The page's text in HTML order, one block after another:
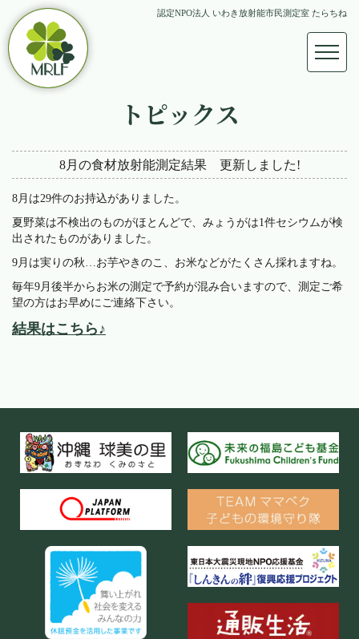
認定NPO法人 いわき放射能市民測定室 たらちね
トピックス
8月の食材放射能測定結果 更新しました!
8月は29件のお持込がありました。
夏野菜は不検出のものがほとんどで、みょうがは1件セシウムが検
出されたものがありました。
9月は実りの秋…お芋やきのこ、お米などがたくさん採れますね。
毎年9月後半からお米の測定で予約が混み合いますので、測定ご希
望の方はお早めにご連絡下さい。
結果はこちら♪